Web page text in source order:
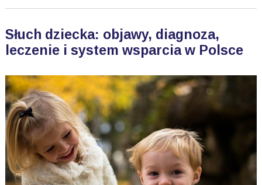
Słuch dziecka: objawy, diagnoza,
leczenie i system wsparcia w Polsce